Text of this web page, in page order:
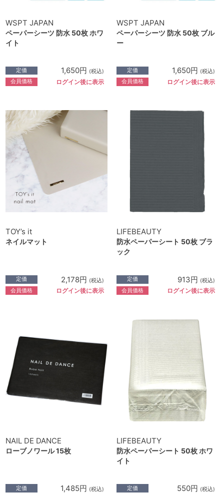
WSPT JAPAN
ペーパーシーツ 防水 50枚 ホワ
イト
定価 1,650円 (税込)
会員価格 ログイン後に表示
WSPT JAPAN
ペーパーシーツ 防水 50枚 ブル
ー
定価 1,650円 (税込)
会員価格 ログイン後に表示
TOY’s it
ネイルマット
定価 2,178円 (税込)
会員価格 ログイン後に表示
LIFEBEAUTY
防水ペーパーシート 50枚 ブラ
ック
定価 913円 (税込)
会員価格 ログイン後に表示
NAIL DE DANCE
ローブノワール 15枚
定価 1,485円 (税込)
LIFEBEAUTY
防水ペーパーシート 50枚 ホワ
イト
定価 550円 (税込)